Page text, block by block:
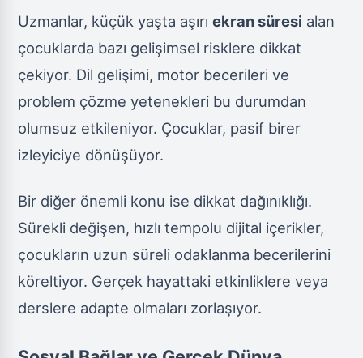
Uzmanlar, küçük yaşta aşırıekran süresi alan
çocuklarda bazı gelişimsel risklere dikkat
çekiyor. Dil gelişimi, motor becerileri ve
problem çözme yetenekleri bu durumdan
olumsuz etkileniyor. Çocuklar, pasif birer
izleyiciye dönüşüyor.
Bir diğer önemli konu ise dikkat dağınıklığı.
Sürekli değişen, hızlı tempolu dijital içerikler,
çocukların uzun süreli odaklanma becerilerini
köreltiyor. Gerçek hayattaki etkinliklere veya
derslere adapte olmaları zorlaşıyor.